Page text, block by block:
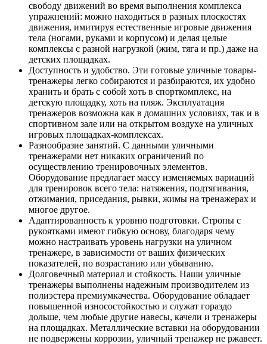
свободу движений во время выполнения комплекса
упражнений: можно находиться в разных плоскостях
движения, имитируя естественные игровые движения
тела (ногами, руками и корпусом) и делая целые
комплексы с разной нагрузкой (жим, тяга и пр.) даже на
детских площадках.
Доступность и удобство. Эти готовые уличные товары-
тренажеры легко собираются и разбираются, их удобно
хранить и брать с собой хоть в спорткомплекс, на
детскую площадку, хоть на пляж. Эксплуатация
тренажеров возможна как в домашних условиях, так и в
спортивном зале или на открытом воздухе на уличных
игровых площадках-комплексах.
Разнообразие занятий. С данными уличными
тренажерами нет никаких ограничений по
осуществлению тренировочных элементов.
Оборудование предлагает массу изменяемых вариаций
для тренировок всего тела: натяжения, подтягивания,
отжимания, приседания, рывки, жимы на тренажерах и
многое другое.
Адаптированность к уровню подготовки. Стропы с
рукоятками имеют гибкую основу, благодаря чему
можно настраивать уровень нагрузки на уличном
тренажере, в зависимости от ваших физических
показателей, по возрастанию или убыванию.
Долговечный материал и стойкость. Наши уличные
тренажеры выполнены надежным производителем из
полиэстера премиумкачества. Оборудование обладает
повышенной износостойкостью и служат гораздо
дольше, чем любые другие навесы, качели и тренажеры
на площадках. Металлические вставки на оборудовании
не подвержены коррозии, уличный тренажер не ржавеет.